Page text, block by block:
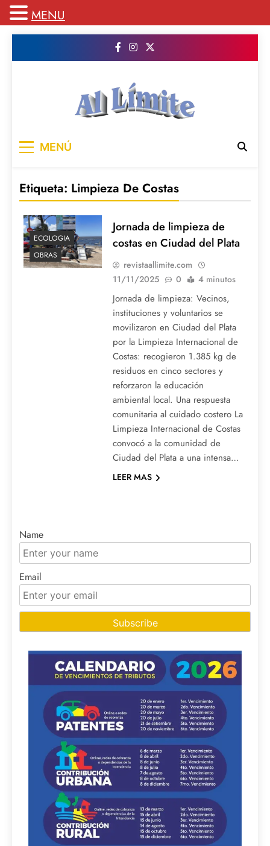
publicamos todo el contenido e informacion
MENÚ
Etiqueta: Limpieza De Costas
ECOLOGIA
OBRAS
Jornada de limpieza de
costas en Ciudad del Plata
revistaallimite.com
11/11/2025
0 4 minutos
Jornada de limpieza: Vecinos,
instituciones y voluntarios se
movilizaron en Ciudad del Plata
por la Limpieza Internacional de
Costas: recogieron 1.385 kg de
residuos en cinco sectores y
reforzaron la educación
ambiental local. Una respuesta
comunitaria al cuidado costero La
Limpieza Internacional de Costas
convocó a la comunidad de
Ciudad del Plata a una intensa…
LEER MAS
Name
Email
MENU